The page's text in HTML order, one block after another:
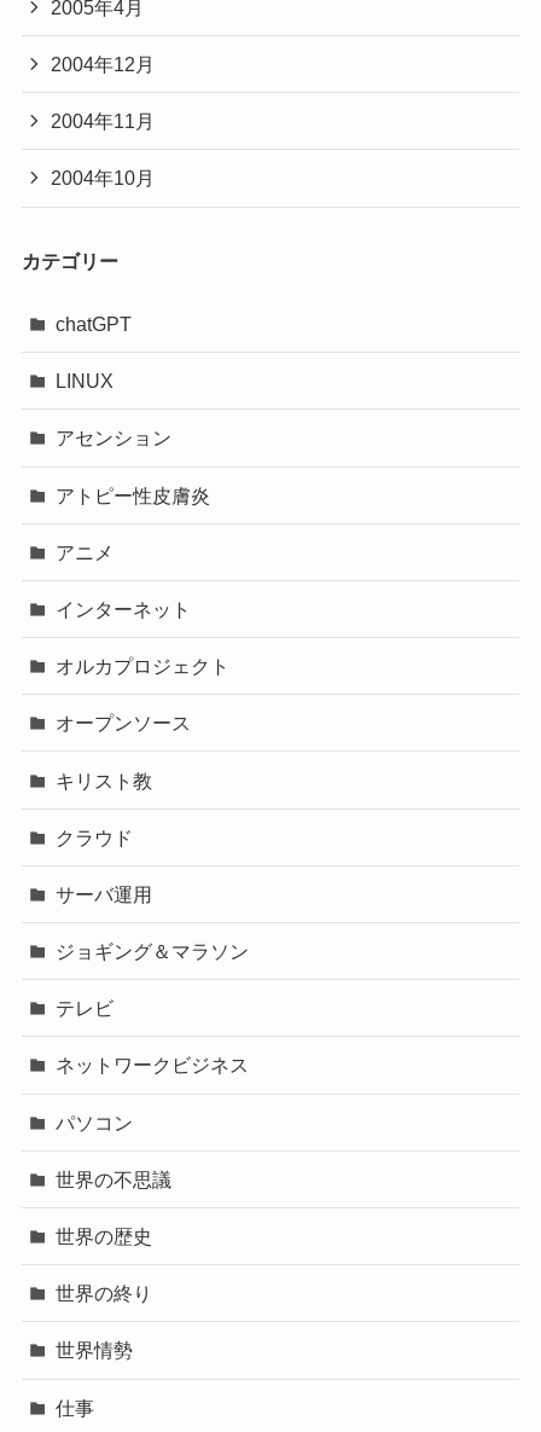
2005年4月
2004年12月
2004年11月
2004年10月
カテゴリー
chatGPT
LINUX
アセンション
アトピー性皮膚炎
アニメ
インターネット
オルカプロジェクト
オープンソース
キリスト教
クラウド
サーバ運用
ジョギング＆マラソン
テレビ
ネットワークビジネス
パソコン
世界の不思議
世界の歴史
世界の終り
世界情勢
仕事